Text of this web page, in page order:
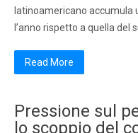
latinoamericano accumula
l’anno rispetto a quella del
Read More
Pressione sul
lo scoppio del